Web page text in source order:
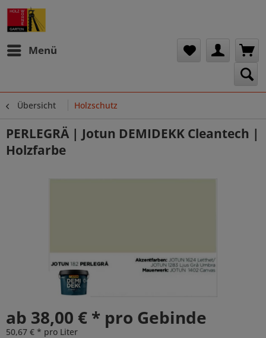
Menü
Übersicht Holzschutz
PERLEGRÄ | Jotun DEMIDEKK Cleantech |
Holzfarbe
ab 38,00 € * pro Gebinde
50,67 € * pro Liter